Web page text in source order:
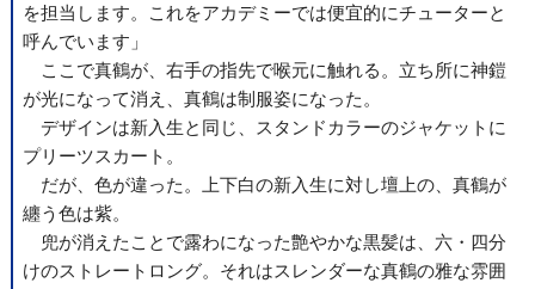
を担当します。これをアカデミーでは便宜的にチューターと
呼んでいます」
ここで真鶴が、右手の指先で喉元に触れる。立ち所に神鎧
が光になって消え、真鶴は制服姿になった。
デザインは新入生と同じ、スタンドカラーのジャケットに
プリーツスカート。
だが、色が違った。上下白の新入生に対し壇上の、真鶴が
纏う色は紫。
兜が消えたことで露わになった艶やかな黒髪は、六・四分
けのストレートロング。それはスレンダーな真鶴の雅な雰囲